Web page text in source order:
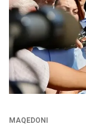
MAQEDONI